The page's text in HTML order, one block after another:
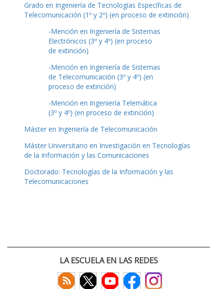
Grado en Ingeniería de Tecnologías Específicas de
Telecomunicación (1º y 2º) (en proceso de extinción)
-Mención en Ingeniería de Sistemas
Electrónicos (3º y 4º) (en proceso
de extinción)
-Mención en Ingeniería de Sistemas
de Telecomunicación (3º y 4º) (en
proceso de extinción)
-Mención en Ingeniería Telemática
(3º y 4º) (en proceso de extinción)
Máster en Ingeniería de Telecomunicación
Máster Universitario en Investigación en Tecnologías
de la Información y las Comunicaciones
Doctorado: Tecnologías de la Información y las
Telecomunicaciones
LA ESCUELA EN LAS REDES